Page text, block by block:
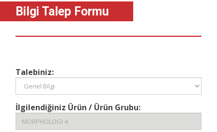
Bilgi Talep Formu
Talebiniz:
İlgilendiğiniz Ürün / Ürün Grubu: